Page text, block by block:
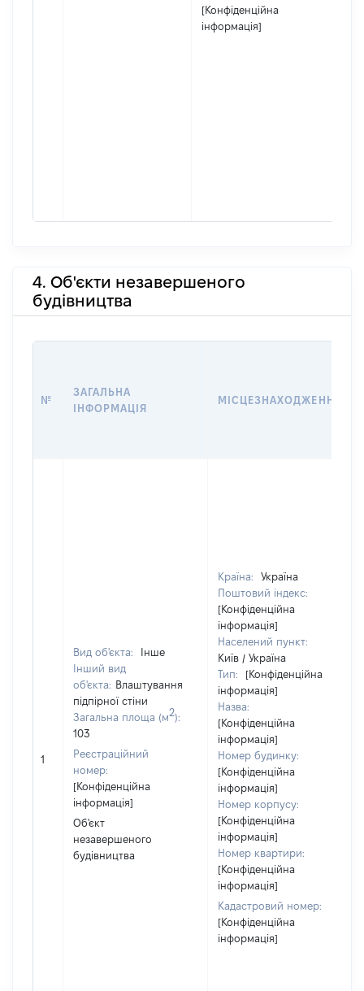
[Конфіденційна
інформація]
4. Об'єкти незавершеного
будівництва
№
ЗАГАЛЬНА
ІНФОРМАЦІЯ
МІСЦЕЗНАХОДЖЕННЯ
1
Вид об'єкта:
Інше
Інший вид
об'єкта: Влаштування
підпірної стіни
Загальна площа (м2):
103
Реєстраційний
номер:
[Конфіденційна
інформація]
Об'єкт
незавершеного
будівництва
Країна:
Україна
Поштовий індекс:
[Конфіденційна
інформація]
Населений пункт:
Київ / Україна
Тип:
[Конфіденційна
інформація]
Назва:
[Конфіденційна
інформація]
Номер будинку:
[Конфіденційна
інформація]
Номер корпусу:
[Конфіденційна
інформація]
Номер квартири:
[Конфіденційна
інформація]
Кадастровий номер:
[Конфіденційна
інформація]